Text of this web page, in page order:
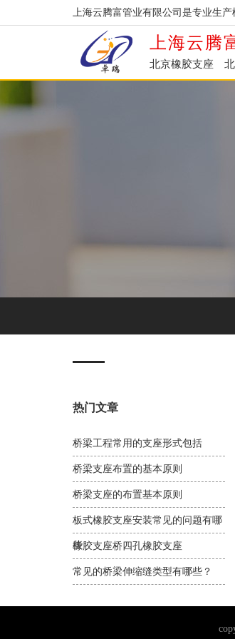
上海云腾富管业有限公司是专业生
上海云腾
北京橡胶支座
热门文章
桥梁工程常用的支座形式包括
桥梁支座布置的基本原则
桥梁支座的布置基本原则
板式橡胶支座安装常见的问题有哪
些
橡胶支座桥四孔橡胶支座
常见的桥梁伸缩缝类型有哪些？